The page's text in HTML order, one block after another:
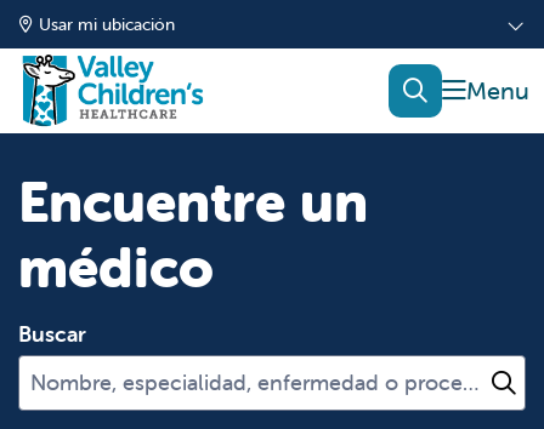
Usar mi ubicación
mostrar
buscar
Encuentre un
médico
Buscar
Nombre, especialidad, enfermedad o